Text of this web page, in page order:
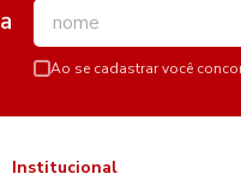
Ao se cadastrar você
Institucional